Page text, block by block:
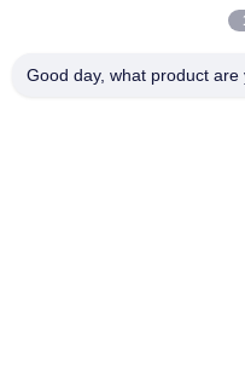
Control De Calidad
Good day, what product